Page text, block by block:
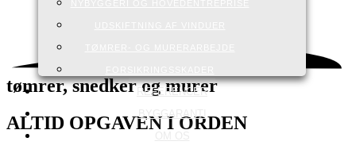
REFERENCER
tømrer, snedker og murer
ALTID OPGAVEN I ORDEN